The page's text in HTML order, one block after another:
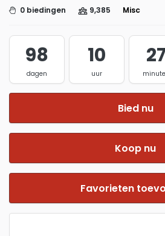
0 biedingen 9,385 Misc
98
dagen
10
uur
27
Bied nu
Koop nu
Favorieten